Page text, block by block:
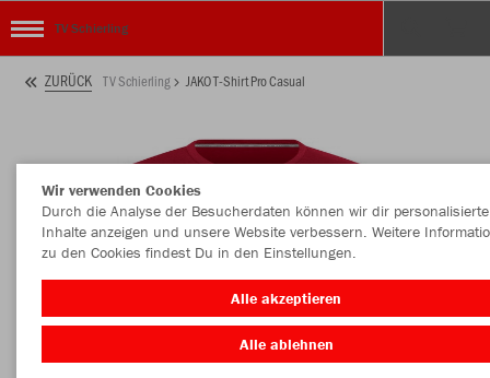
TV Schierling
ZURÜCK TV Schierling JAKO T-Shirt Pro Casual
Wir verwenden Cookies
Durch die Analyse der Besucherdaten können wir dir personalisierte
Inhalte anzeigen und unsere Website verbessern. Weitere
zu den Cookies findest Du in den Einstellungen.
Alle akzeptieren
Alle ablehnen